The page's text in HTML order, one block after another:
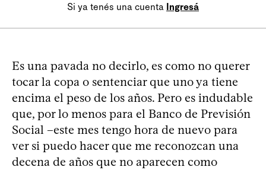
Si ya tenés una cuenta Ingresá
Es una pavada no decirlo, es como no querer
tocar la copa o sentenciar que uno ya tiene
encima el peso de los años. Pero es indudable
que, por lo menos para el Banco de Previsión
Social –este mes tengo hora de nuevo para
ver si puedo hacer que me reconozcan una
decena de años que no aparecen como